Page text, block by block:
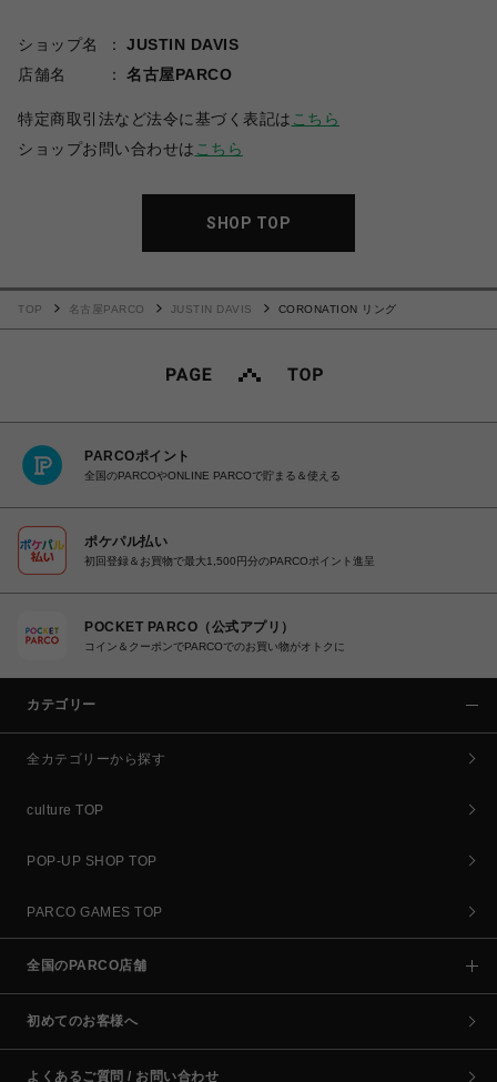
ショップ名
JUSTIN DAVIS
店舗名
名古屋PARCO
特定商取引法など法令に基づく表記は こちら
ショップお問い合わせは こちら
SHOP TOP
TOP 名古屋PARCO JUSTIN DAVIS CORONATION リング
PARCOポイント
全国のPARCOやONLINE PARCOで貯まる＆使える
ポケパル払い
初回登録＆お買物で最大1,500円分のPARCOポイント進呈
POCKET PARCO（公式アプリ）
コイン＆クーポンでPARCOでのお買い物がオトクに
カテゴリー
全カテゴリーから探す
culture TOP
POP-UP SHOP TOP
PARCO GAMES TOP
全国のPARCO店舗
初めてのお客様へ
よくあるご質問 / お問い合わせ